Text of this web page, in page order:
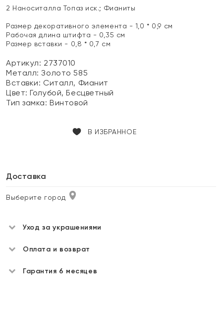
2 Наноситалла Топаз иск.; Фианиты
Размер декоративного элемента - 1,0 * 0,9 см
Рабочая длина штифта - 0,35 см
Размер вставки - 0,8 * 0,7 см
Артикул: 2737010
Металл:Золото 585
Вставки: Ситалл, Фианит
Цвет:Голубой, Бесцветный
Тип замка:Винтовой
В ИЗБРАННОЕ
Доставка
Выберите город
Уход за украшениями
Оплата и возврат
Гарантия 6 месяцев